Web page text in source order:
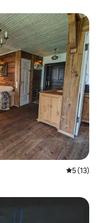
คะแนนเฉลี่
5 (13)